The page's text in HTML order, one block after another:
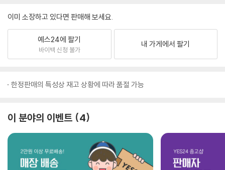
이미 소장하고 있다면 판매해 보세요.
예스24에 팔기
바이백 신청 불가
내 가게에서 팔기
한정판매의 특성상 재고 상황에 따라 품절 가능
이 분야의 이벤트 4